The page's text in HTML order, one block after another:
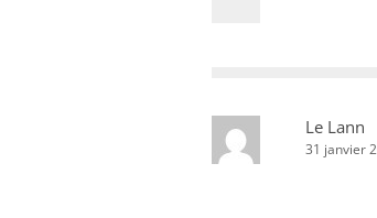
Le Lann
31 janvier